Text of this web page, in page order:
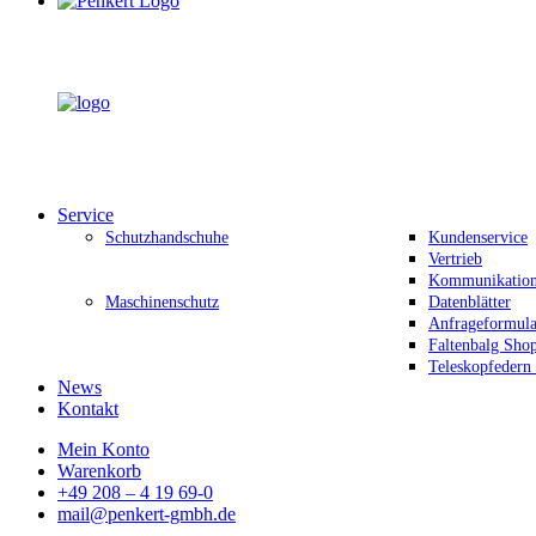
Service
Schutzhandschuhe
Kundenservice
Vertrieb
Maschinenschutz
Datenblätter
Faltenbalg
Teleskopfedern
News
Kontakt
Mein Konto
Warenkorb
+49 208 – 4 19 69-0
mail@penkert-gmbh.de